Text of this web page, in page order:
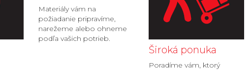
Materiály vám na
požiadanie pripravíme,
narežeme alebo ohneme
podľa vašich potrieb.
Široká ponuka
Poradíme vám, ktorý